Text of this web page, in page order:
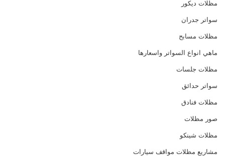
مظلات ديكور
سواتر جدران
مظلات مسابح
ماهي انواع السواتر واسعارها
مظلات جلسات
سواتر حدائق
مظلات فنادق
صور مظلات
مظلات شينكو
مشاريع مظلات مواقف سيارات